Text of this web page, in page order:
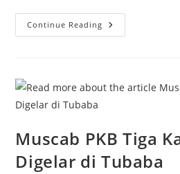
Continue Reading DPW
PKB
Nama
Kandidat
Pringsewu
Muscab PKB Tiga
Digelar di Tubaba